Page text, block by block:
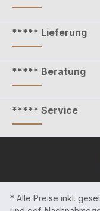
***** Lieferung
***** Beratung
***** Service
* Alle Preise inkl.